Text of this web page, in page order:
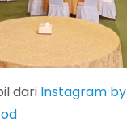
dari Instagram by